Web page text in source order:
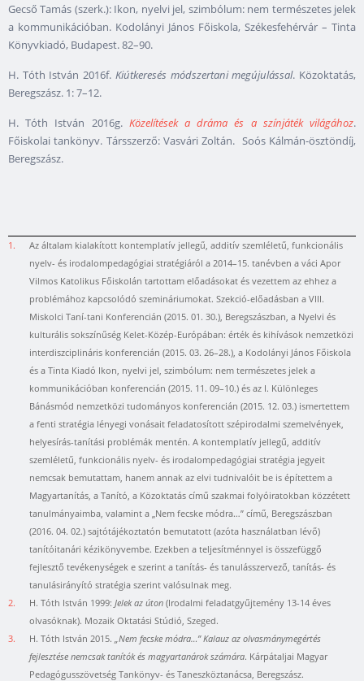
Gecső Tamás (szerk.): Ikon, nyelvi jel, szimbólum: nem természetes jelek
a kommunikációban. Kodolányi János Főiskola, Székesfehérvár – Tinta
Könyvkiadó, Budapest. 82–90.
H. Tóth István 2016f. Kiútkeresés módszertani megújulással. Közoktatás,
Beregszász. 1: 7–12.
H. Tóth István 2016g. Közelítések a dráma és a színjáték világához.
Főiskolai tankönyv. Társszerző: Vasvári Zoltán. Soós Kálmán-ösztöndíj,
Beregszász.
1.
Az általam kialakított kontemplatív jellegű, additív szemléletű, funkcionális
nyelv- és irodalompedagógiai stratégiáról a 2014–15. tanévben a váci Apor
Vilmos Katolikus Főiskolán tartottam előadásokat és vezettem az ehhez a
problémához kapcsolódó szemináriumokat. Szekció-előadásban a VIII.
Miskolci Taní-tani Konferencián (2015. 01. 30.), Beregszászban, a Nyelvi és
kulturális sokszínűség Kelet-Közép-Európában: érték és kihívások nemzetközi
interdiszciplináris konferencián (2015. 03. 26–28.), a Kodolányi János Főiskola
és a Tinta Kiadó Ikon, nyelvi jel, szimbólum: nem természetes jelek a
kommunikációban konferencián (2015. 11. 09–10.) és az I. Különleges
Bánásmód nemzetközi tudományos konferencián (2015. 12. 03.) ismertettem
a fenti stratégia lényegi vonásait feladatosított szépirodalmi szemelvények,
helyesírás-tanítási problémák mentén. A kontemplatív jellegű, additív
szemléletű, funkcionális nyelv- és irodalompedagógiai stratégia jegyeit
nemcsak bemutattam, hanem annak az elvi tudnivalóit be is építettem a
Magyartanítás, a Tanító, a Közoktatás című szakmai folyóiratokban közzétett
tanulmányaimba, valamint a „Nem fecske módra…” című, Beregszászban
(2016. 04. 02.) sajtótájékoztatón bemutatott (azóta használatban lévő)
tanítóitanári kézikönyvembe. Ezekben a teljesítménnyel is összefüggő
fejlesztő tevékenységek e szerint a tanítás- és tanulásszervező, tanítás- és
tanulásirányító stratégia szerint valósulnak meg.
2.
H. Tóth István 1999:Jelek az úton(Irodalmi feladatgyűjtemény 13-14 éves
olvasóknak). Mozaik Oktatási Stúdió, Szeged.
3.
H. Tóth István 2015.„Nem fecske módra…” Kalauz az olvasmánymegértés
fejlesztése nemcsak tanítók és magyartanárok számára. Kárpátaljai Magyar
Pedagógusszövetség Tankönyv- és Taneszköztanácsa, Beregszász.